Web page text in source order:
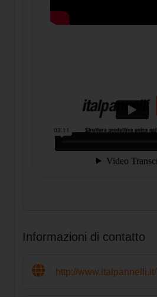
Informazioni di contatto
http://www.italpannelli.it/